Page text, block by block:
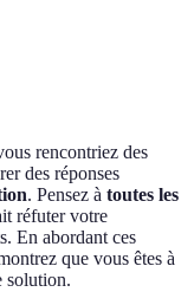
rencontriez des
des réponses
. Pensez à toutes les
réfuter votre
En abordant ces
que vous êtes à
solution.